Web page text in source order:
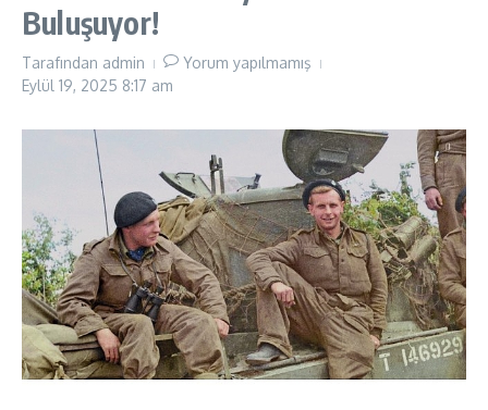
Buluşuyor!
Tarafından admin
Yorum yapılmamış
Eylül 19, 2025 8:17 am